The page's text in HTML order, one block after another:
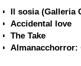
Il sosia (Galleria
Accidental love
The Take
Almanacchorror: